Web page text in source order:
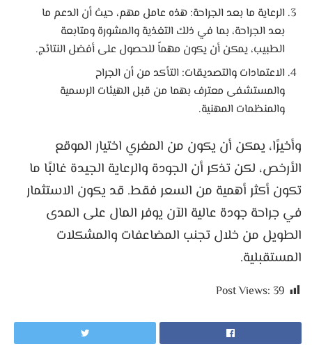
الرعاية ما بعد الجراحة: هذه عامل مهم، حيث أن الدعم ما
بعد الجراحة، بما في ذلك التغذية والمشورة ومتابعة
الطبيب، يمكن أن يكون مهماً للحصول على أفضل النتائج.
الاعتمادات والتصديقات: التأكد من أن الجراح
والمستشفى معترف بهما من قبل الهيئات الرسمية
والمنظمات المهنية.
وأخيرًا، يمكن أن يكون من المغري اختيار الموقع
الأرخص، لكن تذكر أن الجودة والرعاية الجيدة غالبًا ما
تكون أكثر أهمية من السعر فقط. قد يكون الاستثمار
في جراحة جودة عالية الآن يوفر المال على المدى
الطويل من خلال تجنب المضاعفات والمشكلات
المستقبلية.
Post Views: 39